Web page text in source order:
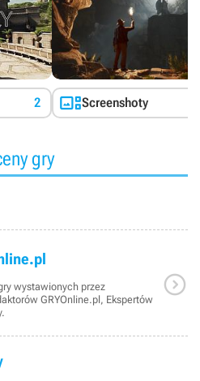
2 Screenshoty
gry
wystawionych przez
GRYOnline.pl, Ekspertów
